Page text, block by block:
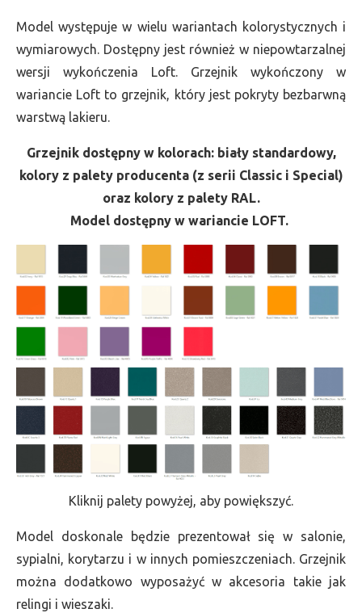
Model występuje w wielu wariantach kolorystycznych i
wymiarowych. Dostępny jest również w niepowtarzalnej
wersji wykończenia Loft. Grzejnik wykończony w
wariancie Loft to grzejnik, który jest pokryty bezbarwną
warstwą lakieru.
Grzejnik dostępny w kolorach: biały standardowy,
kolory z palety producenta (z serii Classic i Special)
oraz kolory z palety RAL.
Model dostępny w wariancie LOFT.
Kliknij palety powyżej, aby powiększyć.
Model doskonale będzie prezentował się w salonie,
sypialni, korytarzu i w innych pomieszczeniach. Grzejnik
można dodatkowo wyposażyć w akcesoria takie jak
relingi i wieszaki.